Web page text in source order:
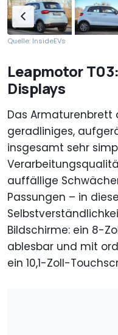
Quelle: InsideEVs
Leapmotor
Displays
Das Armaturenbrett
geradliniges,
insgesamt sehr
auffällige
Passungen – in
Bildschirme: ein 8-
ablesbar und mit
ein 10,1-Zoll-